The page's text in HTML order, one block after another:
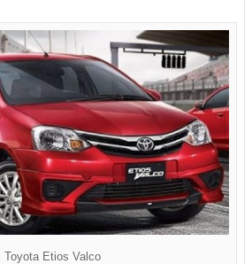
Toyota Etios Valco